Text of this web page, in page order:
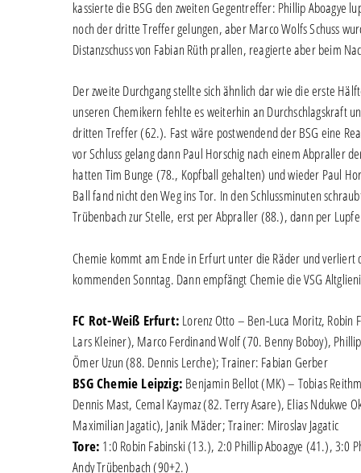
kassierte die BSG den zweiten Gegentreffer: Phillip Aboagye
noch der dritte Treffer gelungen, aber Marco Wolfs Schuss
Distanzschuss von Fabian Rüth prallen, reagierte aber beim
Der zweite Durchgang stellte sich ähnlich dar wie die erste
unseren Chemikern fehlte es weiterhin an Durchschlagskraft
dritten Treffer (62.). Fast wäre postwendend der BSG eine
vor Schluss gelang dann Paul Horschig nach einem
hatten Tim Bunge (78., Kopfball gehalten) und wieder Paul
Ball fand nicht den Weg ins Tor. In den Schlussminuten
Trübenbach zur Stelle, erst per Abpraller (88.), dann per
Chemie kommt am Ende in Erfurt unter die Räder und
kommenden Sonntag. Dann empfängt Chemie die VSG
FC Rot-Weiß Erfurt: Lorenz Otto – Ben-Luca Moritz,
Lars Kleiner), Marco Ferdinand Wolf (70. Benny Boboy),
Ömer Uzun (88. Dennis Lerche); Trainer: Fabian Gerber
BSG Chemie Leipzig: Benjamin Bellot (MK) – Tobias
Dennis Mast, Cemal Kaymaz (82. Terry Asare), Elias
Maximilian Jagatic), Janik Mäder; Trainer: Miroslav Jagatic
Tore: 1:0 Robin Fabinski (13.), 2:0 Phillip Aboagye (41.), 3:0
Andy Trübenbach (90+2.)